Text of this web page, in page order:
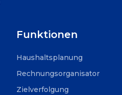
Funktionen
Haushaltsplanung
Rechnungsorganisator
Zielverfolgung